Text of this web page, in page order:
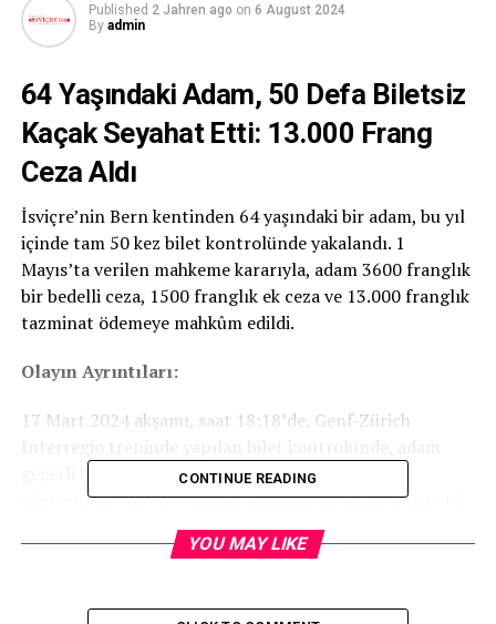
Published 2 Jahren ago on 6 August 2024
By admin
64 Yaşındaki Adam, 50 Defa Biletsiz
Kaçak Seyahat Etti: 13.000 Frang
Ceza Aldı
İsviçre’nin Bern kentinden 64 yaşındaki bir adam, bu yıl
içinde tam 50 kez bilet kontrolünde yakalandı. 1
Mayıs’ta verilen mahkeme kararıyla, adam 3600 franglık
bir bedelli ceza, 1500 franglık ek ceza ve 13.000 franglık
tazminat ödemeye mahkûm edildi.
Olayın Ayrıntıları:
17 Mart 2024 akşamı, saat 18:18’de, Genf-Zürich
geçerli bir bilet sunamadı. İlk başta kimliğini
göstermekte direnen adam, sonunda kimliğini ibraz etti.
Yılbaşından itibaren 50 kez bilet kontrolünde yakalanan
adam, bu günün içinde de üçüncü kez suçüstü yapıldı.
CONTINUE READING
YOU MAY LIKE